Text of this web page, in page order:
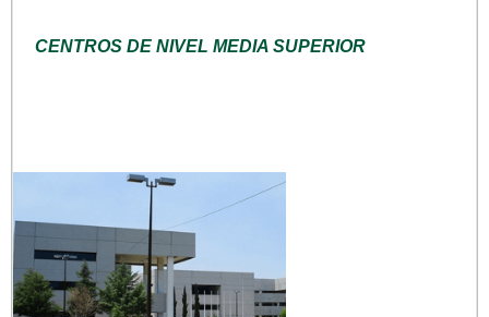
CENTROS DE NIVEL MEDIA SUPERIOR